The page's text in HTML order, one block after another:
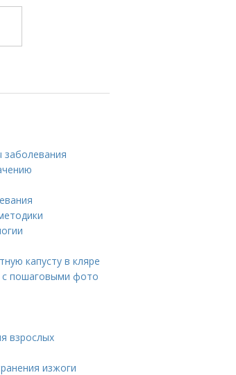
заболевания
капусту в кляре
с пошаговыми фото
взрослых
изжоги